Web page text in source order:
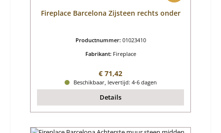
Fireplace Barcelona Zijsteen rechts onder
Productnummer: 01023410
Fabrikant: Fireplace
Normale prijs:
€ 71,42
Beschikbaar, levertijd: 4-6 dagen
Details